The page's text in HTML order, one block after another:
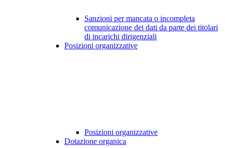
Sanzioni per mancata o incompleta
comunicazione dei dati da parte dei titolari
di incarichi dirigenziali
Posizioni organizzative
Posizioni organizzative
Dotazione organica